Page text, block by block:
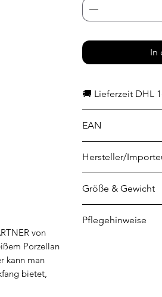
von
Porzellan
kann man
bietet,
In
🚚 Lieferzeit DHL
EAN
Hersteller/
Kornharpener
44791 Bochum
www.raeder.de
Größe & Gewicht
Durchmesser: 10 cm
Pflegehinweise